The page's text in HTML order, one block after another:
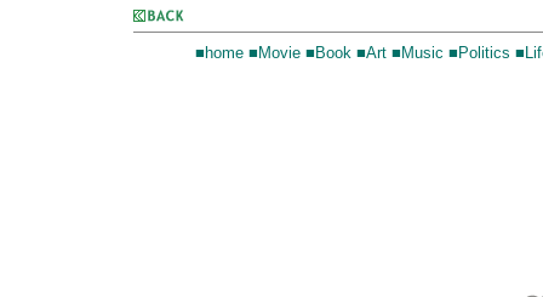
■home ■Movie ■Book ■Art ■Music ■Politics